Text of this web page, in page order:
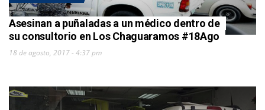
Asesinan a puñaladas a un médico dentro de
su consultorio en Los Chaguaramos #18Ago
18 de agosto, 2017 - 4:37 pm